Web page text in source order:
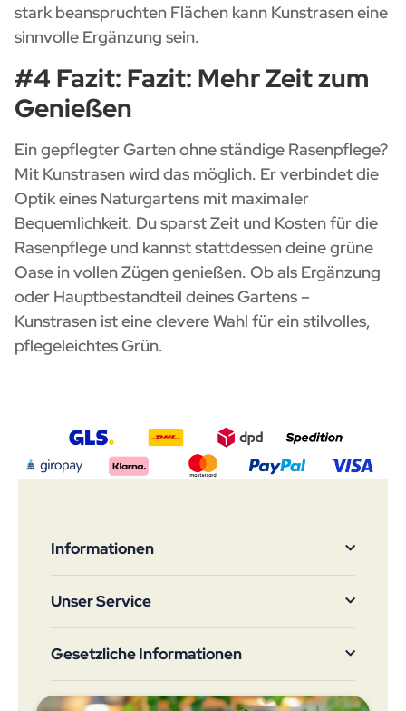
stark beanspruchten Flächen kann Kunstrasen eine
sinnvolle Ergänzung sein.
#4 Fazit: Fazit: Mehr Zeit zum
Genießen
Ein gepflegter Garten ohne ständige Rasenpflege?
Mit Kunstrasen wird das möglich. Er verbindet die
Optik eines Naturgartens mit maximaler
Bequemlichkeit. Du sparst Zeit und Kosten für die
Rasenpflege und kannst stattdessen deine grüne
Oase in vollen Zügen genießen. Ob als Ergänzung
oder Hauptbestandteil deines Gartens –
Kunstrasen ist eine clevere Wahl für ein stilvolles,
pflegeleichtes Grün.
Informationen
Unser Service
Gesetzliche Informationen